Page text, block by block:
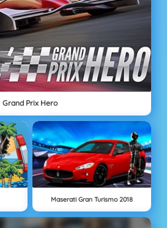
Grand Prix Hero
Maserati Gran Turismo 2018